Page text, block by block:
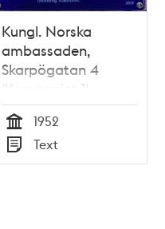
Kungl. Norska
ambassaden,
Skarpögatan 4
(Kompaniet 1)
Tid
1952
Typ
Text